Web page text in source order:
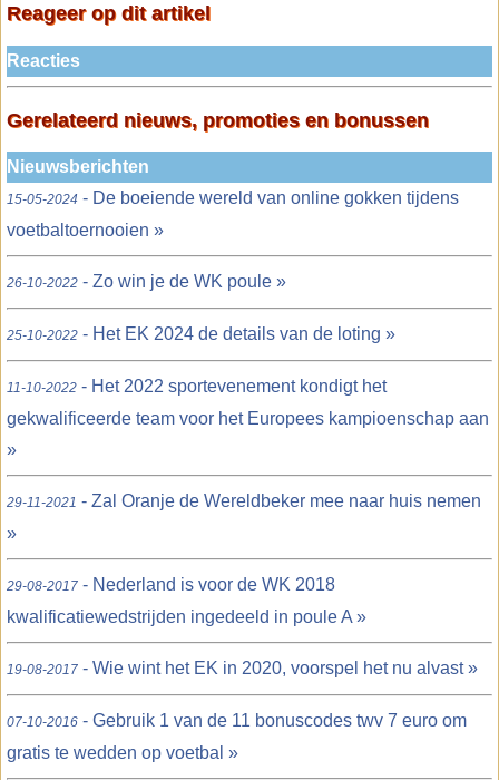
Reageer op dit artikel
Reacties
Gerelateerd nieuws, promoties en bonussen
Nieuwsberichten
15-05-2024 - De boeiende wereld van online gokken tijdens
voetbaltoernooien »
26-10-2022 - Zo win je de WK poule »
25-10-2022 - Het EK 2024 de details van de loting »
11-10-2022 - Het 2022 sportevenement kondigt het
gekwalificeerde team voor het Europees kampioenschap aan
»
29-11-2021 - Zal Oranje de Wereldbeker mee naar huis nemen
»
29-08-2017 - Nederland is voor de WK 2018
kwalificatiewedstrijden ingedeeld in poule A »
19-08-2017 - Wie wint het EK in 2020, voorspel het nu alvast »
07-10-2016 - Gebruik 1 van de 11 bonuscodes twv 7 euro om
gratis te wedden op voetbal »